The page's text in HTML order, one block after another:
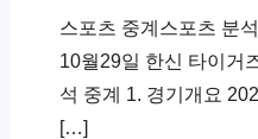
스포츠 중계스포츠 분
10월29일 한신 타이거
석 중계 1. 경기개요
[…]